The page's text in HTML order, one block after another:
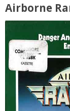
Airborne